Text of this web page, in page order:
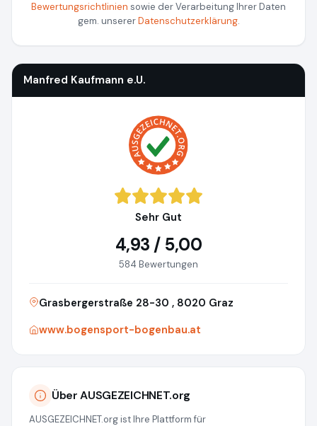
Bewertungsrichtlinien sowie der Verarbeitung Ihrer Daten
gem. unsererDatenschutzerklärung.
Manfred Kaufmann e.U.
Sehr Gut
4,93 / 5,00
584 Bewertungen
Grasbergerstraße 28-30 , 8020 Graz
www.bogensport-bogenbau.at
Über AUSGEZEICHNET.org
AUSGEZEICHNET.org ist Ihre Plattform für